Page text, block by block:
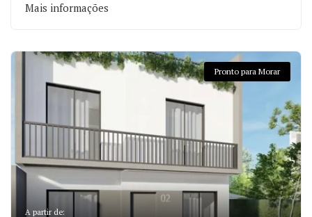
Mais informações
Pronto para Morar
A partir de: